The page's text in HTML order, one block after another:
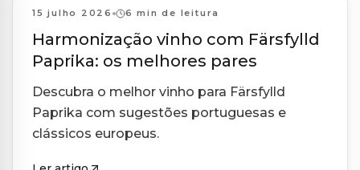
Harmonizações
15 julho 2026 6 min de leitura
Harmonização vinho com Färsfylld
Paprika: os melhores pares
Descubra o melhor vinho para Färsfylld
Paprika com sugestões portuguesas e
clássicos europeus.